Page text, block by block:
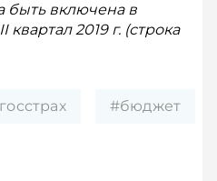
быть включена в
2019 г. (строка
#бюджет